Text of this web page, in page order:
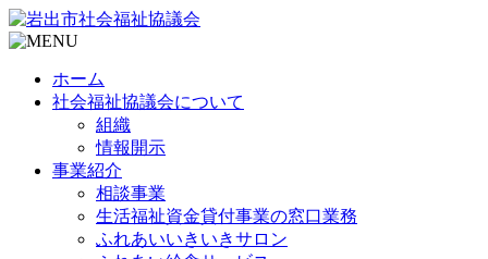
ホーム
社会福祉協議会について
組織
情報開示
事業紹介
相談事業
生活福祉資金貸付事業の窓口業務
ふれあいいきいきサロン